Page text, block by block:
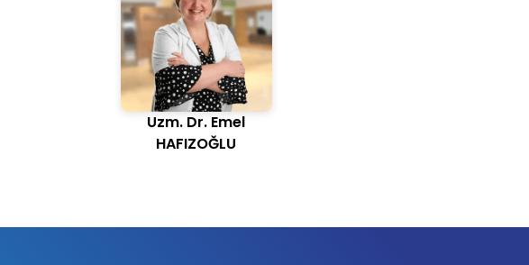
Uzm. Dr. Emel
HAFIZOĞLU